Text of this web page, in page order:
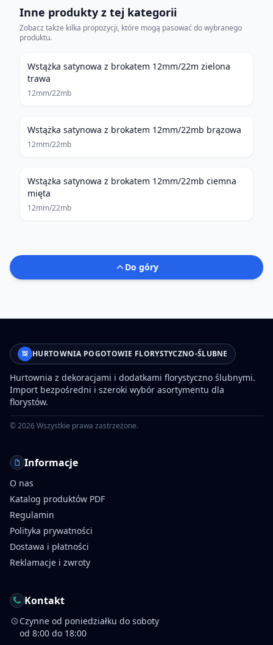
Inne produkty z tej kategorii
Zobacz także kilka propozycji, które mogą pasować do wybranego
produktu.
Wstążka satynowa z brokatem 12mm/22m zielona
trawa
12mm/22mb
Wstążka satynowa z brokatem 12mm/22mb brązowa
12mm/22mb
Wstążka satynowa z brokatem 12mm/22mb ciemna
mięta
12mm/22mb
Do góry
HURTOWNIA POGOTOWIE FLORYSTYCZNO-ŚLUBNE
Hurtownia z dekoracjami i dodatkami florystyczno ślubnymi.
Import bezpośredni i szeroki wybór asortymentu dla
florystów.
©2026Wszystkie prawa zastrzeżone.
Informacje
O nas
Katalog produktów PDF
Regulamin
Polityka prywatności
Dostawa i płatności
Reklamacje i zwroty
Kontakt
Czynne od poniedziałku do soboty
od 8:00 do 18:00